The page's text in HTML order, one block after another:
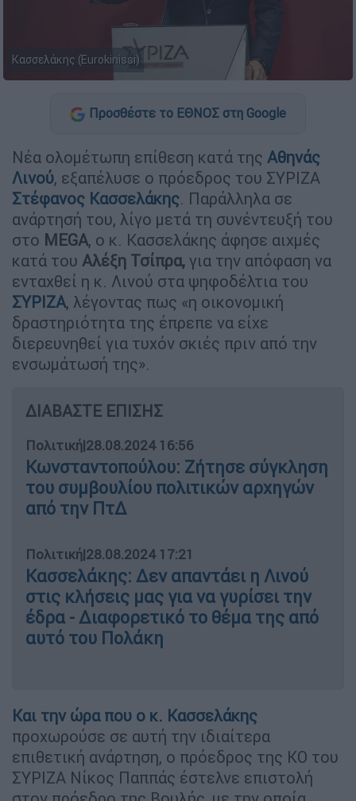
Κασσελάκης (Eurokinissi)
Προσθέστε το ΕΘΝΟΣ στη Google
Νέα ολομέτωπη επίθεση κατά της Αθηνάς
Λινού, εξαπέλυσε ο πρόεδρος του ΣΥΡΙΖΑ
Στέφανος Κασσελάκης. Παράλληλα σε
ανάρτησή του, λίγο μετά τη συνέντευξή του
στο MEGA, ο κ. Κασσελάκης άφησε αιχμές
κατά του Αλέξη Τσίπρα, για την απόφαση να
ενταχθεί η κ. Λινού στα ψηφοδέλτια του
ΣΥΡΙΖΑ, λέγοντας πως «η οικονομική
δραστηριότητα της έπρεπε να είχε
διερευνηθεί για τυχόν σκιές πριν από την
ενσωμάτωσή της».
ΔΙΑΒΑΣΤΕ ΕΠΙΣΗΣ
Πολιτική|28.08.2024 16:56
Κωνσταντοπούλου: Ζήτησε σύγκληση
του συμβουλίου πολιτικών αρχηγών
από την ΠτΔ
Πολιτική|28.08.2024 17:21
Κασσελάκης: Δεν απαντάει η Λινού
στις κλήσεις μας για να γυρίσει την
έδρα - Διαφορετικό το θέμα της από
αυτό του Πολάκη
Και την ώρα που ο κ. Κασσελάκης
προχωρούσε σε αυτή την ιδιαίτερα
επιθετική ανάρτηση, ο πρόεδρος της ΚΟ του
ΣΥΡΙΖΑ Νίκος Παππάς έστελνε επιστολή